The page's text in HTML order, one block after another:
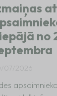
no
07/2026